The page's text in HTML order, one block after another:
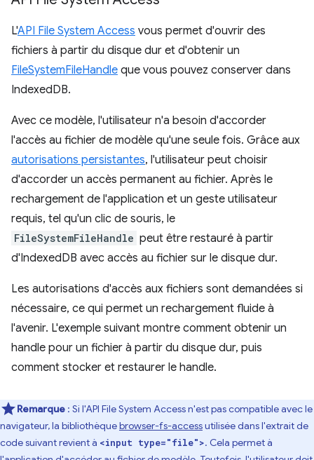
L'API File System Access vous permet d'ouvrir des
fichiers à partir du disque dur et d'obtenir un
FileSystemFileHandle que vous pouvez conserver dans
IndexedDB.
Avec ce modèle, l'utilisateur n'a besoin d'accorder
l'accès au fichier de modèle qu'une seule fois. Grâce aux
autorisations persistantes, l'utilisateur peut choisir
d'accorder un accès permanent au fichier. Après le
rechargement de l'application et un geste utilisateur
requis, tel qu'un clic de souris, le
FileSystemFileHandle peut être restauré à partir
d'IndexedDB avec accès au fichier sur le disque dur.
Les autorisations d'accès aux fichiers sont demandées si
nécessaire, ce qui permet un rechargement fluide à
l'avenir. L'exemple suivant montre comment obtenir un
handle pour un fichier à partir du disque dur, puis
comment stocker et restaurer le handle.
Remarque : Si l'API File System Access n'est pas compatible avec le
navigateur, la bibliothèquebrowser-fs-accessutilisée dans l'extrait de
code suivant revient à <input type="file">. Cela permet à